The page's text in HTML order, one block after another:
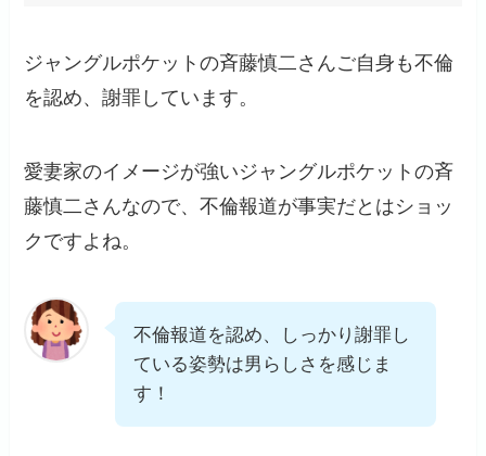
ジャングルポケットの斉藤慎二さんご自身も不倫
を認め、謝罪しています。
愛妻家のイメージが強いジャングルポケットの斉
藤慎二さんなので、不倫報道が事実だとはショッ
クですよね。
不倫報道を認め、しっかり謝罪し
ている姿勢は男らしさを感じま
す！